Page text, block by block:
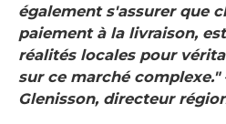
également s'assurer que
paiement à la livraison,
réalités locales pour
sur ce marché
Glenisson, directeur